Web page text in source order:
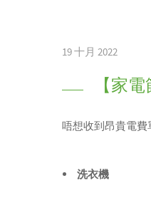
19 十月 2022
【家
唔想收到昂貴電
洗衣機